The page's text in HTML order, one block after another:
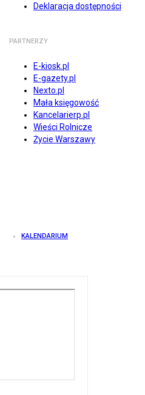
Deklaracja dostępności
PARTNERZY
E-kiosk.pl
E-gazety.pl
Nexto.pl
Mała księgowość
Kancelarierp.pl
Wieści Rolnicze
Życie Warszawy
KALENDARIUM